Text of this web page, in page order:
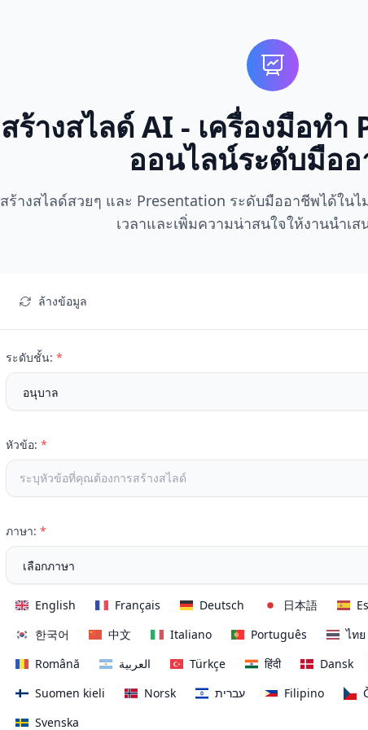
สร้างสไลด์ AI - เครื่องมือท
ออนไลน์ระดับมือ
สร้างสไลด์สวยๆ และ Presentation ระดับมืออาชีพได้ใน
เวลาและเพิ่มความน่าสนใจให้งานนำเ
ล้างข้อมูล
ระดับชั้น: *
หัวข้อ: *
ภาษา: *
English Français Deutsch 日本語
한국어
中文 Italiano Português ไทย
Română
العربية Türkçe हिंदी Dansk
Suomen kieli
Norsk עברית Filipino
Svenska